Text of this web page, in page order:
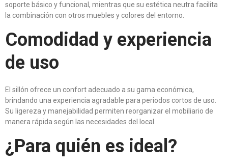
soporte básico y funcional, mientras que su estética neutra facilita
la combinación con otros muebles y colores del entorno.
Comodidad y experiencia
de uso
El sillón ofrece un confort adecuado a su gama económica,
brindando una experiencia agradable para periodos cortos de uso.
Su ligereza y manejabilidad permiten reorganizar el mobiliario de
manera rápida según las necesidades del local.
¿Para quién es ideal?